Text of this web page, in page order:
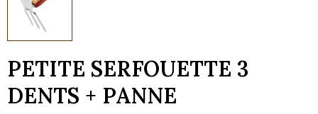
PETITE SERFOUETTE 3
DENTS + PANNE